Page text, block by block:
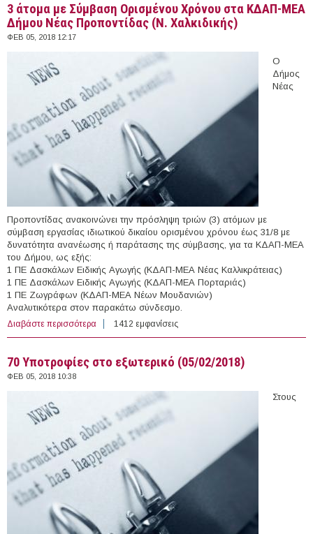
3 άτομα με Σύμβαση Ορισμένου Χρόνου στα ΚΔΑΠ-ΜΕΑ
Δήμου Νέας Προποντίδας (Ν. Χαλκιδικής)
ΦΕΒ 05, 2018 12:17
Ο
Δήμος
Νέας
Προποντίδας ανακοινώνει την πρόσληψη τριών (3) ατόμων με
σύμβαση εργασίας ιδιωτικού δικαίου ορισμένου χρόνου έως 31/8 με
δυνατότητα ανανέωσης ή παράτασης της σύμβασης, για τα ΚΔΑΠ-ΜΕΑ
του Δήμου, ως εξής:
1 ΠΕ Δασκάλων Ειδικής Αγωγής (ΚΔΑΠ-ΜΕΑ Νέας Καλλικράτειας)
1 ΠΕ Δασκάλων Ειδικής Αγωγής (ΚΔΑΠ-ΜΕΑ Πορταριάς)
1 ΠΕ Ζωγράφων (ΚΔΑΠ-ΜΕΑ Νέων Μουδανιών)
Αναλυτικότερα στον παρακάτω σύνδεσμο.
Διαβάστε περισσότερα για 3 άτομα με Σύμβαση Ορισμένου Χρόνου στα ΚΔΑΠ-
ΜΕΑ Δήμου Νέας Προποντίδας (Ν. Χαλκιδικής)
1412 εμφανίσεις
70 Υποτροφίες στο εξωτερικό (05/02/2018)
ΦΕΒ 05, 2018 10:38
Στους